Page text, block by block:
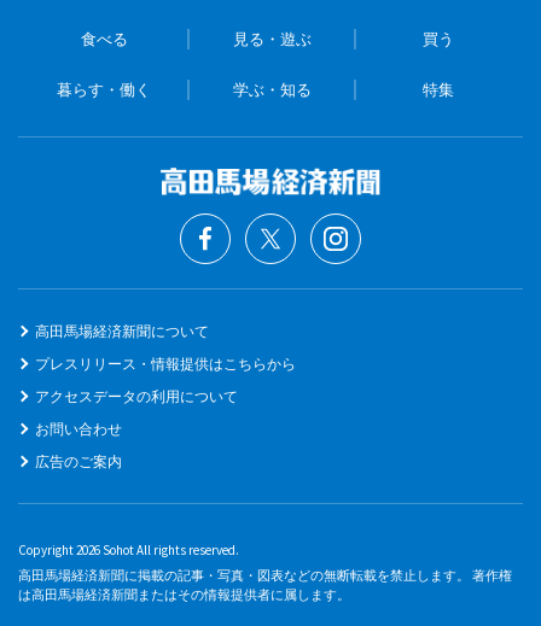
食べる 見る・遊ぶ 買う
暮らす・働く 学ぶ・知る 特集
高田馬場経済新聞について
プレスリリース・情報提供はこちらから
アクセスデータの利用について
お問い合わせ
広告のご案内
Copyright 2026 Sohot All rights reserved.
高田馬場経済新聞に掲載の記事・写真・図表などの無断転載を禁止します。 著作権
は高田馬場経済新聞またはその情報提供者に属します。